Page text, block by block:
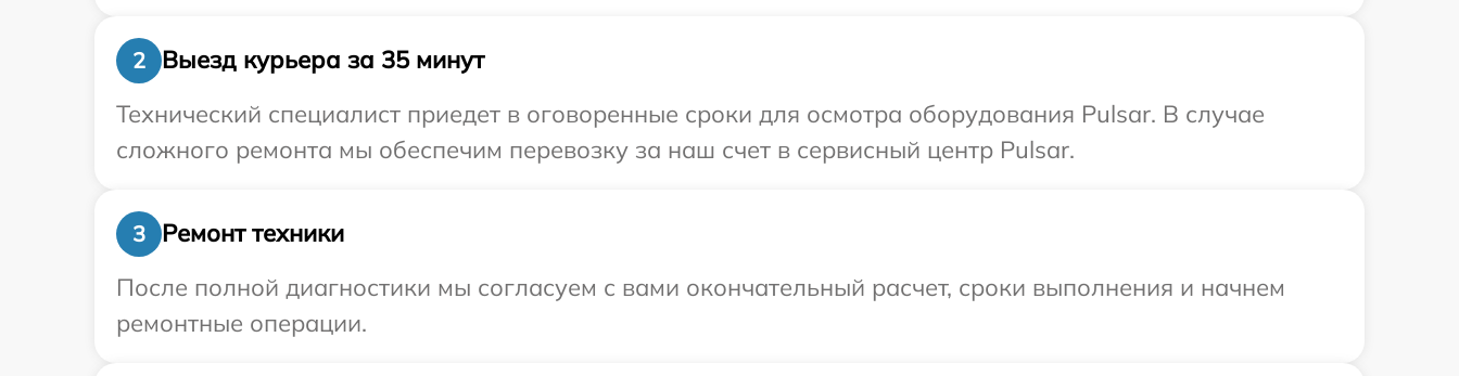
2
Выезд курьера за 35 минут
Технический специалист приедет в оговоренные сроки для осмотра оборудования Pulsar. В случае
сложного ремонта мы обеспечим перевозку за наш счет в сервисный центр Pulsar.
3
Ремонт техники
После полной диагностики мы согласуем с вами окончательный расчет, сроки выполнения и начнем
ремонтные операции.